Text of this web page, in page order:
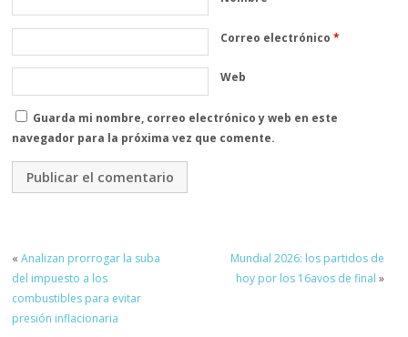
Correo electrónico*
Web
Guarda mi nombre, correo electrónico y web en este
navegador para la próxima vez que comente.
«Analizan prorrogar la suba
del impuesto a los
combustibles para evitar
presión inflacionaria
Mundial 2026: los partidos de
hoy por los 16avos de final »